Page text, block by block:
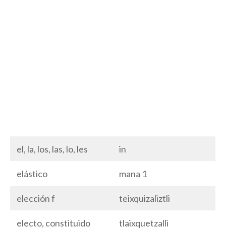
el, la, los, las, lo, les in
elástico mana 1
elección f teixquizaliztli
electo, constituido tlaixquetzalli